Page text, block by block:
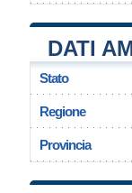
DATI
Stato
Regione
Provincia